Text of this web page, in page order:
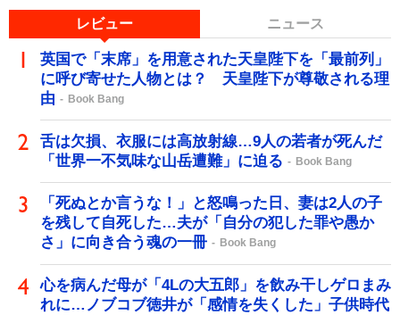
レビュー ニュース
英国で「末席」を用意された天皇陛下を「最前列」
に呼び寄せた人物とは？ 天皇陛下が尊敬される理
由
Book Bang
舌は欠損、衣服には高放射線…9人の若者が死んだ
「世界一不気味な山岳遭難」に迫る
Book Bang
「死ぬとか言うな！」と怒鳴った日、妻は2人の子
を残して自死した…夫が「自分の犯した罪や愚か
さ」に向き合う魂の一冊
Book Bang
心を病んだ母が「4Lの大五郎」を飲み干しゲロまみ
れに…ノブコブ徳井が「感情を失くした」子供時代